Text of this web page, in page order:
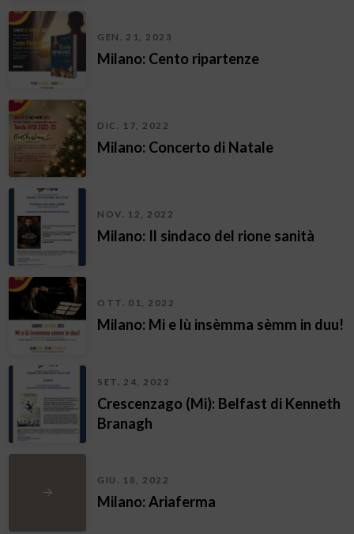
GEN. 21, 2023
Milano: Cento ripartenze
DIC. 17, 2022
Milano: Concerto di Natale
NOV. 12, 2022
Milano: Il sindaco del rione sanità
OTT. 01, 2022
Milano: Mi e lù insèmma sèmm in duu!
SET. 24, 2022
Crescenzago (Mi): Belfast di Kenneth
Branagh
GIU. 18, 2022
Milano: Ariaferma